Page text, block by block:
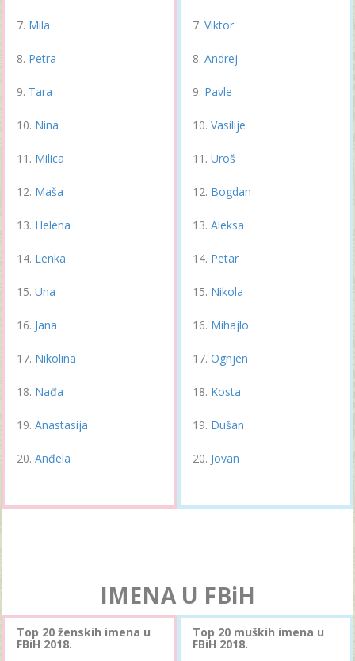
Mila
Petra
Tara
Nina
Milica
Maša
Helena
Lenka
Una
Jana
Nikolina
Nađa
Anastasija
Anđela
Viktor
Andrej
Pavle
Vasilije
Uroš
Bogdan
Aleksa
Petar
Nikola
Mihajlo
Ognjen
Kosta
Dušan
Jovan
IMENA U FBiH
Top 20 ženskih imena u
FBiH 2018.
Top 20 muških imena u
FBiH 2018.